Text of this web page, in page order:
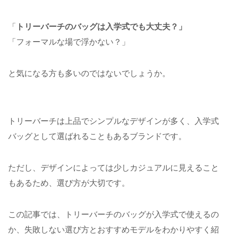
「
トリーバーチのバッグは入学式でも大丈夫？」
「フォーマルな場で浮かない？」
と気になる方も多いのではないでしょうか。
トリーバーチは上品でシンプルなデザインが多く、入学式
バッグとして選ばれることもあるブランドです。
ただし、デザインによっては少しカジュアルに見えること
もあるため、選び方が大切です。
この記事では、トリーバーチのバッグが入学式で使えるの
か、失敗しない選び方とおすすめモデルをわかりやすく紹